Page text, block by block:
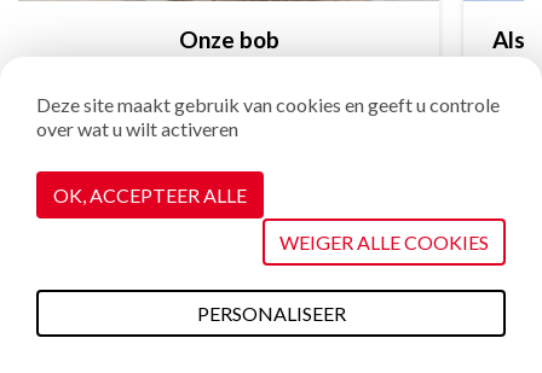
Onze bob
Je zult het geweldig vinden!
Er is altijd een goede reden om naar La Plagne te komen ❤️
Deze site maakt gebruik van cookies en geeft u controle
over wat u wilt activeren
OK, ACCEPTEER ALLE
WEIGER ALLE COOKIES
PERSONALISEER